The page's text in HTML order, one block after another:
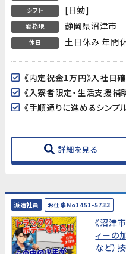
シフト [日勤]
勤務地 静岡県沼津市
休日 土日休み 年間
詳細を見る
派遣社員 お仕事No1451-5733
《沼津
ィーの
など）